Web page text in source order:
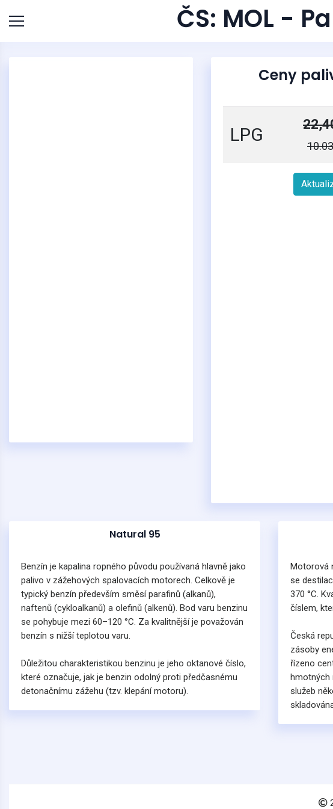
ČS: MOL -
Ceny
LPG
Natural 95
Benzín je kapalina ropného původu používaná hlavně jako
palivo v zážehových spalovacích motorech. Celkově je
typický benzín především směsí parafinů (alkanů),
naftenů (cykloalkanů) a olefinů (alkenů). Bod varu benzinu
se pohybuje mezi 60–120 °C. Za kvalitnější je považován
benzín s nižší teplotou varu.
Důležitou charakteristikou benzinu je jeho oktanové číslo,
které označuje, jak je benzin odolný proti předčasnému
detonačnímu zážehu (tzv. klepání motoru).
Motorová
se
370 °C.
číslem,
Česká
zásoby
řízeno
hmotných
služeb